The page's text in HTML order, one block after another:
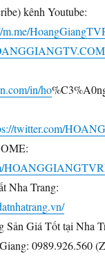
kênh Youtube:
m.me/
in/ho
twitter.com/
Nha Trang:
Sản Giá Tốt tại Nha
0989.926.560